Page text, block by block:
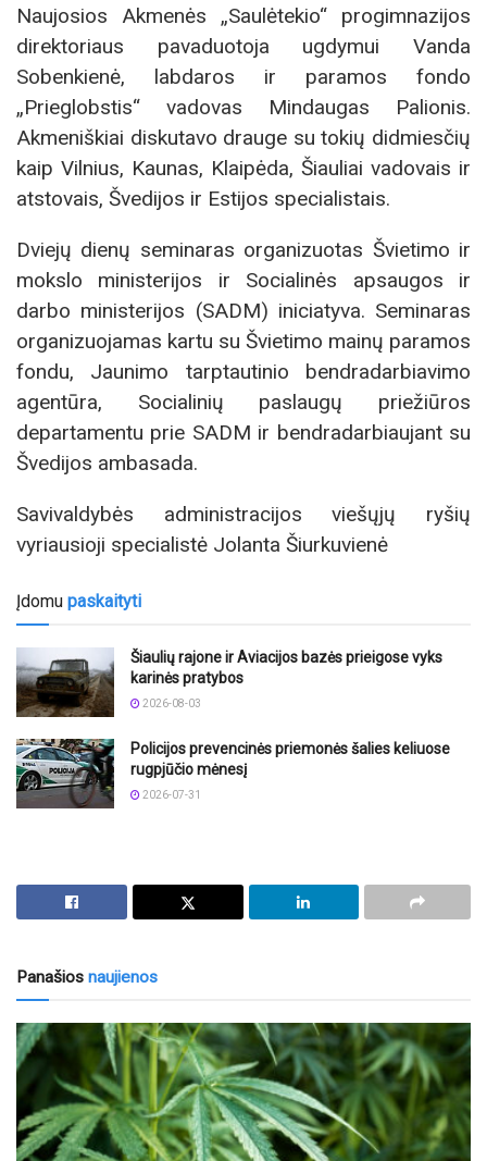
Naujosios Akmenės „Saulėtekio“ progimnazijos
direktoriaus pavaduotoja ugdymui Vanda
Sobenkienė, labdaros ir paramos fondo
„Prieglobstis“ vadovas Mindaugas Palionis.
Akmeniškiai diskutavo drauge su tokių didmiesčių
kaip Vilnius, Kaunas, Klaipėda, Šiauliai vadovais ir
atstovais, Švedijos ir Estijos specialistais.
Dviejų dienų seminaras organizuotas Švietimo ir
mokslo ministerijos ir Socialinės apsaugos ir
darbo ministerijos (SADM) iniciatyva. Seminaras
organizuojamas kartu su Švietimo mainų paramos
fondu, Jaunimo tarptautinio bendradarbiavimo
agentūra, Socialinių paslaugų priežiūros
departamentu prie SADM ir bendradarbiaujant su
Švedijos ambasada.
Savivaldybės administracijos viešųjų ryšių
vyriausioji specialistė Jolanta Šiurkuvienė
Įdomu paskaityti
Šiaulių rajone ir Aviacijos bazės prieigose vyks
karinės pratybos
2026-08-03
Policijos prevencinės priemonės šalies keliuose
rugpjūčio mėnesį
2026-07-31
Panašios naujienos